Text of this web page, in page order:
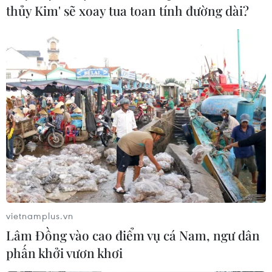
Vụ án Công ty Nhật Cường: Bộ Công an đề
nghị Hà Nội phối hợp điều tra
24/07/2019 13:24
Bộ Công an đã đề nghị Chủ tịch Ủy ban Nhân dân
thành phố Hà Nội chỉ đạo các sở và các đơn vị liên
quan cung cấp thông tin, tài liệu theo đề nghị để phục
vụ công tác điều tra vụ an.
thủy Kim' sẽ xoay tua toan tính đường dài?
vietnamplus.vn
Lâm Đồng vào cao điểm vụ cá Nam, ngư dân
phấn khởi vươn khơi